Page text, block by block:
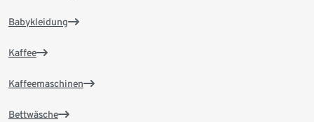
Babykleidung
Kaffee
Kaffeemaschinen
Bettwäsche